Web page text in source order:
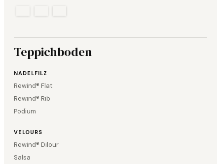
Teppichboden
NADELFILZ
Rewind® Flat
Rewind® Rib
Podium
VELOURS
Rewind® Dilour
Salsa